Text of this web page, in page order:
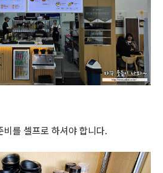
비를 셀프로 하셔야 합니다.